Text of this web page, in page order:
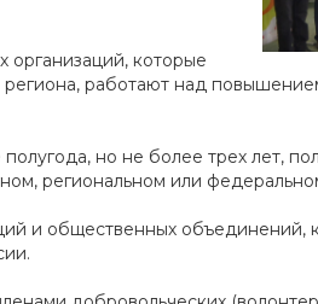
организаций, которые
работают над
но не более трех лет,
региональном или
и общественных объединений,